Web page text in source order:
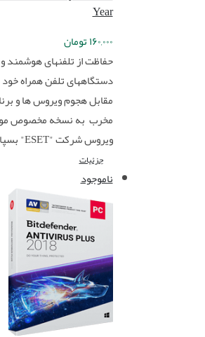
Year
۱۶۰,۰۰۰تومان
حفاظت از تلفنهای هوشمند و
دستگاههای تلفن همراه
مقابل هجوم ویروس ها و
مخرب به نسخه مخصوص
ویروس شرکت "ESET" بسپارید.
جزئیات
ناموجود